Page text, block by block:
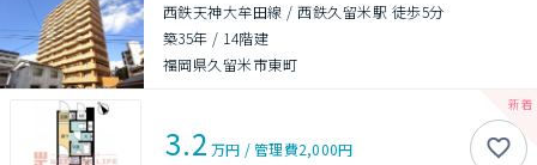
西鉄天神大牟田線 / 西鉄久留米駅 徒歩5分
築35年 / 14階建
福岡県久留米市東町
3.2 万円 /管理費2,000円